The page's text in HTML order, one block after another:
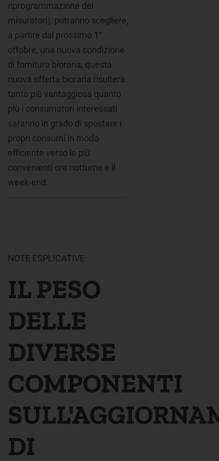
riprogrammazione dei
misuratori), potranno scegliere,
a partire dal prossimo 1°
ottobre, una nuova condizione
di fornitura bioraria; questa
nuova offerta bioraria risulterà
tanto più vantaggiosa quanto
più i consumatori interessati
saranno in grado di spostare i
propri consumi in modo
efficiente verso le più
convenienti ore notturne e il
week-end.
NOTE ESPLICATIVE
IL PESO
DELLE
DIVERSE
COMPONENTI
DI